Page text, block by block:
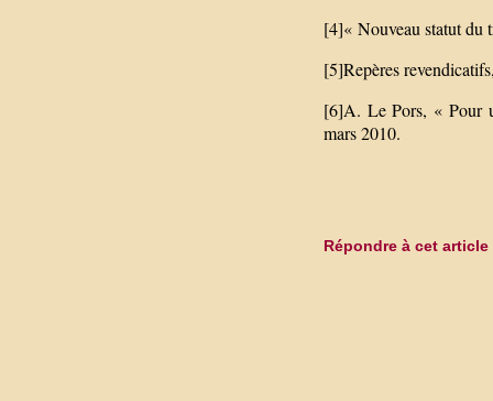
[4]« Nouveau statut du
[5]Repères
[6]A. Le Pors, « Pour
mars 2010.
Répondre à cet article